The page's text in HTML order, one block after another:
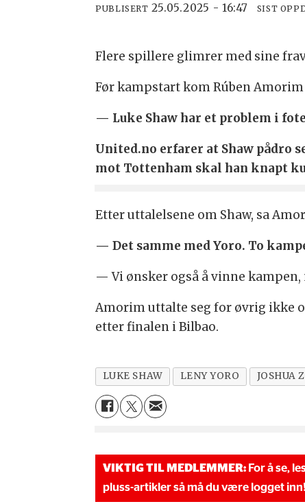
PUBLISERT 25.05.2025 - 16:47 SIST
Flere spillere glimrer med sine
Før kampstart kom Rúben
— Luke Shaw har et problem i
United.no erfarer at Shaw
mot Tottenham skal han knapt
Etter uttalelsene om Shaw, sa
— Det samme med Yoro. To
— Vi ønsker også å vinne
Amorim uttalte seg for øvrig ikke
etter finalen i Bilbao.
LUKE SHAW LENY YORO JOSHUA
VIKTIG TIL MEDLEMMER: For å se,
pluss-artikler så må du være logget inn!